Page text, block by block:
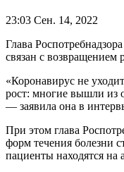
23:03 Сен. 14, 2022
Глава
связан с возвращением
«Коронавирус не
рост: многие вышли из
— заявила она в
При этом глава
форм течения болезни
пациенты находятся на